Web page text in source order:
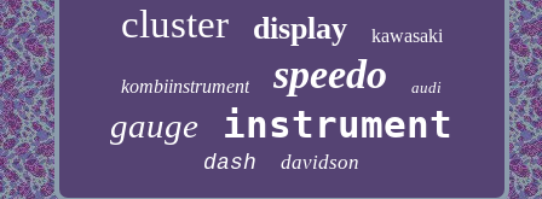
cluster display kawasaki
kombiinstrument speedo audi
gauge instrument
dash davidson